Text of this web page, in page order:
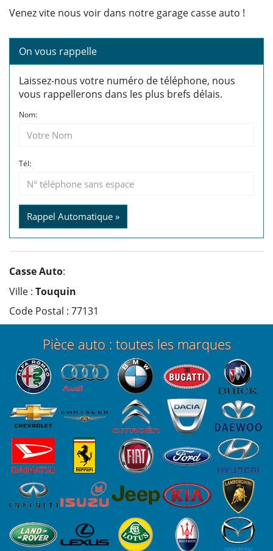
Venez vite nous voir dans notre garage casse auto !
On vous rappelle
Laissez-nous votre numéro de téléphone, nous
vous rappellerons dans les plus brefs délais.
Nom:
Tél:
Rappel Automatique »
Casse Auto:
Ville : Touquin
Code Postal : 77131
Pièce auto : toutes les marques